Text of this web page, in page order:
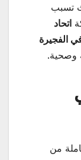
تسبب
اتحاد
الفجيرة
وصحية.
من